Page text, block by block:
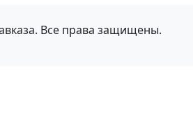
Все права защищены.